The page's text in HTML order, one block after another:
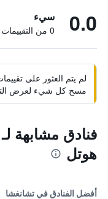
0.0 سيء
0 من التقييمات تم التحقق منها
لم يتم العثور على
مسح كل شيء لعرض
فنادق مشابهة
هوتل
أفضل الفنادق في تشانغشا